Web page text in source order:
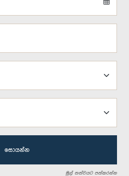
සොයන්න
මුල් තත්වයට පත්කරන්න